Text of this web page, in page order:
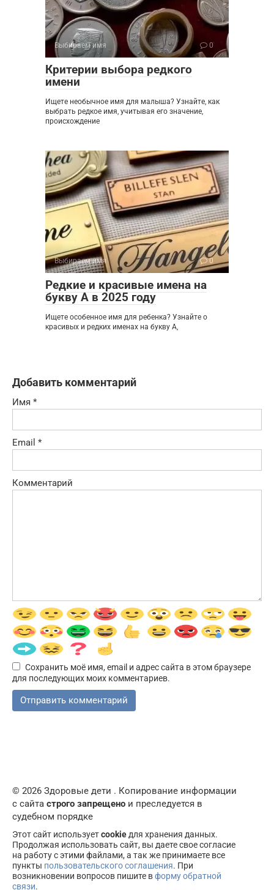
Выбираем имя 0
Критерии выбора редкого
имени
Ищете необычное имя для малыша? Узнайте, как
выбрать редкое имя, учитывая его значение,
происхождение
Выбираем имя 0
Редкие и красивые имена на
букву А в 2025 году
Ищете особенное имя для ребенка? Узнайте о
красивых и редких именах на букву А,
Добавить комментарий
Имя *
Email *
Комментарий
Сохранить моё имя, email и адрес сайта в этом браузере
для последующих моих комментариев.
© 2026 Здоровые дети . Копирование информации
с сайта строго запрещено и преследуется в
судебном порядке
Этот сайт используетcookieдля хранения данных.
Продолжая использовать сайт, вы даете свое согласие
на работу с этими файлами, а так же принимаете все
пункты пользовательского соглашения. При
возникновении вопросов пишите вформу обратной
связи.